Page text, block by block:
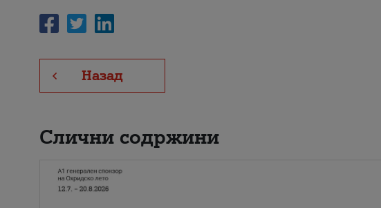
Назад
Слични содржини